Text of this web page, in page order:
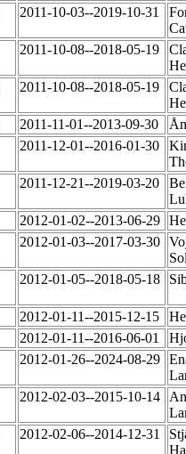
2011-10-03--2019-10-31
2011-10-08--2018-05-19
2011-10-08--2018-05-19
2011-11-01--2013-09-30
2011-12-01--2016-01-30
2011-12-21--2019-03-20
2012-01-02--2013-06-29
2012-01-03--2017-03-30
2012-01-05--2018-05-18
2012-01-11--2015-12-15
2012-01-11--2016-06-01
2012-01-26--2024-08-29
2012-02-03--2015-10-14
2012-02-06--2014-12-31